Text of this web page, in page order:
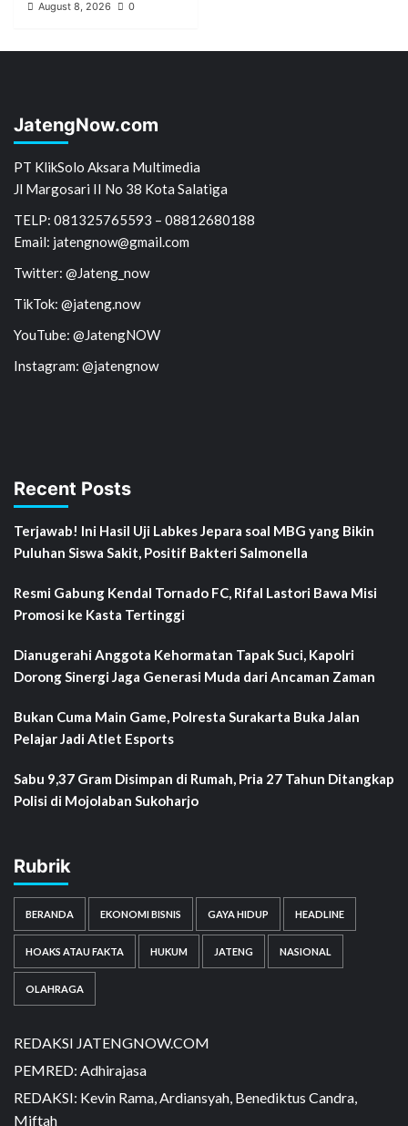
August 8, 2026
0
JatengNow.com
PT KlikSolo Aksara Multimedia
Jl Margosari II No 38 Kota Salatiga
TELP: 081325765593 – 08812680188
Email: jatengnow@gmail.com
Twitter: @Jateng_now
TikTok: @jateng.now
YouTube: @JatengNOW
Instagram: @jatengnow
Recent Posts
Terjawab! Ini Hasil Uji Labkes Jepara soal MBG yang Bikin
Puluhan Siswa Sakit, Positif Bakteri Salmonella
Resmi Gabung Kendal Tornado FC, Rifal Lastori Bawa Misi
Promosi ke Kasta Tertinggi
Dianugerahi Anggota Kehormatan Tapak Suci, Kapolri
Dorong Sinergi Jaga Generasi Muda dari Ancaman Zaman
Bukan Cuma Main Game, Polresta Surakarta Buka Jalan
Pelajar Jadi Atlet Esports
Sabu 9,37 Gram Disimpan di Rumah, Pria 27 Tahun Ditangkap
Polisi di Mojolaban Sukoharjo
Rubrik
BERANDA EKONOMI BISNIS GAYA HIDUP HEADLINE
HOAKS ATAU FAKTA HUKUM JATENG NASIONAL
OLAHRAGA
REDAKSI JATENGNOW.COM
PEMRED: Adhirajasa
REDAKSI: Kevin Rama, Ardiansyah, Benediktus Candra,
Miftah